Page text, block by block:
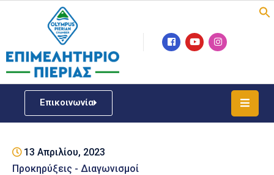
Επικοινωνία
Επιμελητήριο
Νέα
ΓΕΜΗ13 Απριλίου, 2023
Προκηρύξεις - Διαγωνισμοί